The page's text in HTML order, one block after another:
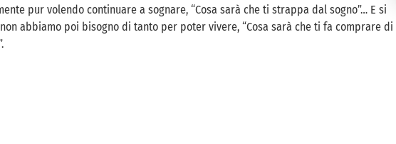
pur volendo continuare a sognare, “Cosa sarà che ti strappa dal sogno”… E si
abbiamo poi bisogno di tanto per poter vivere, “Cosa sarà che ti fa comprare di